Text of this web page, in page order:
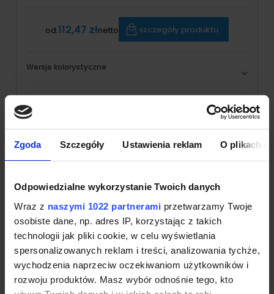
Zgoda Szczegóły Ustawienia reklam O plikach
Odpowiedzialne wykorzystanie Twoich danych
Wraz z naszymi 1022 partnerami przetwarzamy Twoje
osobiste dane, np. adres IP, korzystając z takich
technologii jak pliki cookie, w celu wyświetlania
spersonalizowanych reklam i treści, analizowania tychże,
wychodzenia naprzeciw oczekiwaniom użytkowników i
rozwoju produktów. Masz wybór odnośnie tego, kto
od:112,47 złnetto szczegóły produktu
Wersje kolorystyczne
Koszulka polo męska z bawełny
organicznej Russel Organic
Produkt niedostępny